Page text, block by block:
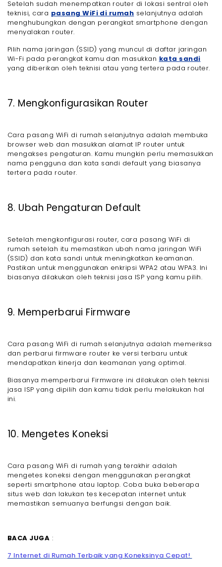
Setelah sudah menempatkan router di lokasi sentral oleh
teknisi, cara pasang WiFi di rumah selanjutnya adalah
menghubungkan dengan perangkat smartphone dengan
menyalakan router.
Pilih nama jaringan (SSID) yang muncul di daftar jaringan
Wi-Fi pada perangkat kamu dan masukkan kata sandi
yang diberikan oleh teknisi atau yang tertera pada router.
7. Mengkonfigurasikan Router
Cara pasang WiFi di rumah selanjutnya adalah membuka
browser web dan masukkan alamat IP router untuk
mengakses pengaturan. Kamu mungkin perlu memasukkan
nama pengguna dan kata sandi default yang biasanya
tertera pada router.
8. Ubah Pengaturan Default
Setelah mengkonfigurasi router, cara pasang WiFi di
rumah setelah itu memastikan ubah nama jaringan WiFi
(SSID) dan kata sandi untuk meningkatkan keamanan.
Pastikan untuk menggunakan enkripsi WPA2 atau WPA3. Ini
biasanya dilakukan oleh teknisi jasa ISP yang kamu pilih.
9. Memperbarui Firmware
Cara pasang WiFi di rumah selanjutnya adalah memeriksa
dan perbarui firmware router ke versi terbaru untuk
mendapatkan kinerja dan keamanan yang optimal.
Biasanya memperbarui Firmware ini dilakukan oleh teknisi
jasa ISP yang dipilih dan kamu tidak perlu melakukan hal
ini.
10. Mengetes Koneksi
Cara pasang WiFi di rumah yang terakhir adalah
mengetes koneksi dengan menggunakan perangkat
seperti smartphone atau laptop. Coba buka beberapa
situs web dan lakukan tes kecepatan internet untuk
memastikan semuanya berfungsi dengan baik.
BACA JUGA :
7 Internet di Rumah Terbaik yang Koneksinya Cepat!